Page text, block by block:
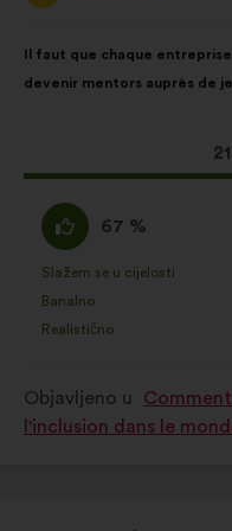
prijedloga:
Il faut que chaque
devenir mentors auprès de
raspodjelu:
Slažem
:
67 %
stavljena
oznaka:
Slažem se u cijelosti
:put
Banalno
:put
Realistično
:put
Objavljeno u
l'inclusion dans le